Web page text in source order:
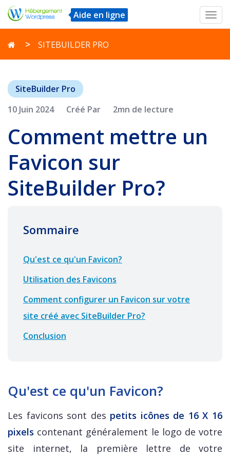
Aide en ligne
SITEBUILDER PRO
SiteBuilder Pro
10 Juin 2024
Créé Par 2mn de lecture
Comment mettre un
Favicon sur
SiteBuilder Pro?
Sommaire
Qu'est ce qu'un Favicon?
Utilisation des Favicons
Comment configurer un Favicon sur votre
site créé avec SiteBuilder Pro?
Conclusion
Qu'est ce qu'un Favicon?
Les favicons sont des petits icônes de 16 X 16
pixels contenant généralement le logo de votre
site internet, la première lettre de votre